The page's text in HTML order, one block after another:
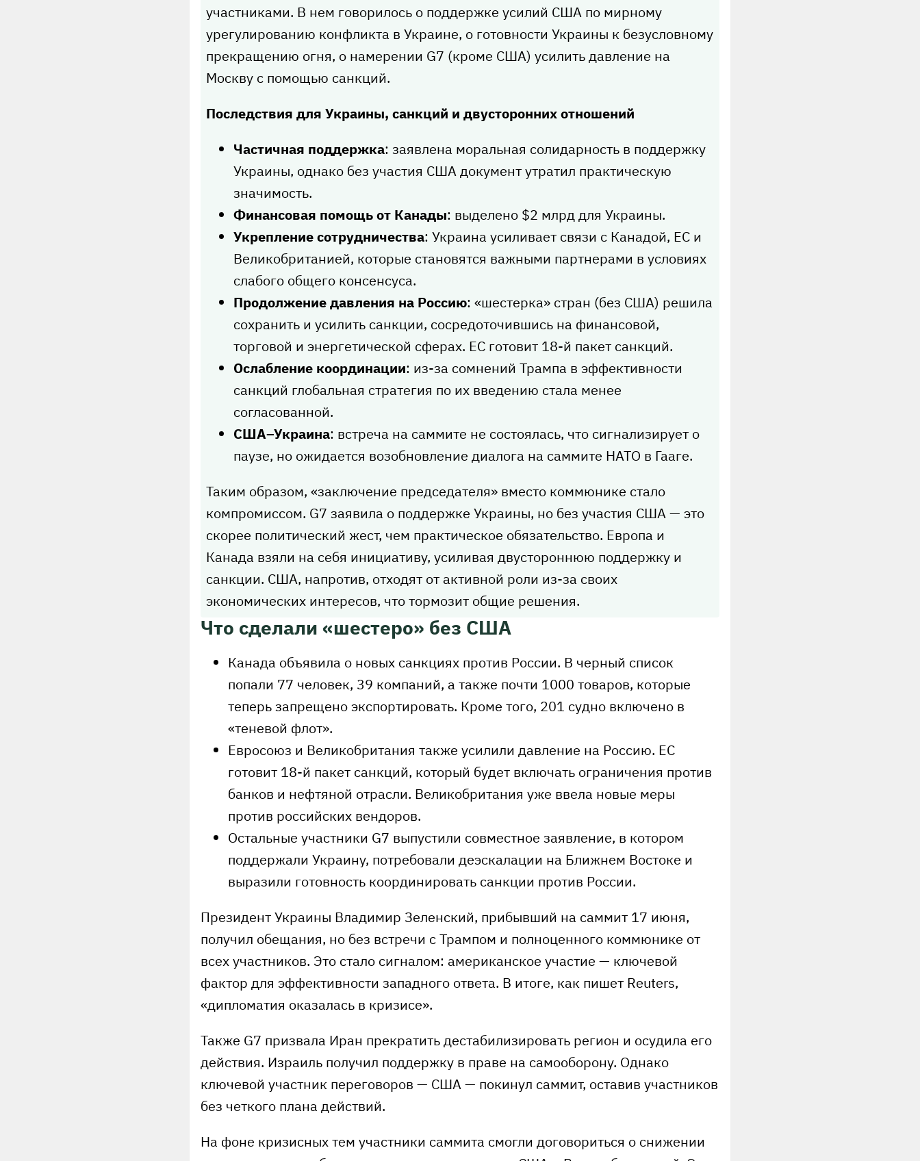
участниками. В нем говорилось о поддержке усилий США по мирному
урегулированию конфликта в Украине, о готовности Украины к безусловному
прекращению огня, о намерении G7 (кроме США) усилить давление на
Москву с помощью санкций.
Последствия для Украины, санкций и двусторонних отношений
Частичная поддержка: заявлена моральная солидарность в поддержку
Украины, однако без участия США документ утратил практическую
значимость.
Финансовая помощь от Канады: выделено $2 млрд для Украины.
Укрепление сотрудничества: Украина усиливает связи с Канадой, ЕС и
Великобританией, которые становятся важными партнерами в условиях
слабого общего консенсуса.
Продолжение давления на Россию: «шестерка» стран (без США) решила
сохранить и усилить санкции, сосредоточившись на финансовой,
торговой и энергетической сферах. ЕС готовит 18-й пакет санкций.
Ослабление координации: из-за сомнений Трампа в эффективности
санкций глобальная стратегия по их введению стала менее
согласованной.
США–Украина: встреча на саммите не состоялась, что сигнализирует о
паузе, но ожидается возобновление диалога на саммите НАТО в Гааге.
Таким образом, «заключение председателя» вместо коммюнике стало
компромиссом. G7 заявила о поддержке Украины, но без участия США — это
скорее политический жест, чем практическое обязательство. Европа и
Канада взяли на себя инициативу, усиливая двустороннюю поддержку и
санкции. США, напротив, отходят от активной роли из-за своих
экономических интересов, что тормозит общие решения.
Что сделали «шестеро» без США
Канада объявила о новых санкциях против России. В черный список
попали 77 человек, 39 компаний, а также почти 1000 товаров, которые
теперь запрещено экспортировать. Кроме того, 201 судно включено в
«теневой флот».
Евросоюз и Великобритания также усилили давление на Россию. ЕС
готовит 18-й пакет санкций, который будет включать ограничения против
банков и нефтяной отрасли. Великобритания уже ввела новые меры
против российских вендоров.
Остальные участники G7 выпустили совместное заявление, в котором
поддержали Украину, потребовали деэскалации на Ближнем Востоке и
выразили готовность координировать санкции против России.
Президент Украины Владимир Зеленский, прибывший на саммит 17 июня,
получил обещания, но без встречи с Трампом и полноценного коммюнике от
всех участников. Это стало сигналом: американское участие — ключевой
фактор для эффективности западного ответа. В итоге, как пишет Reuters,
«дипломатия оказалась в кризисе».
Также G7 призвала Иран прекратить дестабилизировать регион и осудила его
действия. Израиль получил поддержку в праве на самооборону. Однако
ключевой участник переговоров — США — покинул саммит, оставив участников
без четкого плана действий.
На фоне кризисных тем участники саммита смогли договориться о снижении